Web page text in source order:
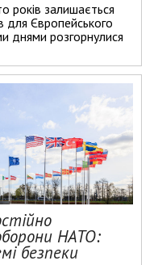
років залишається
для Європейського
днями розгорнулися
НАТО:
безпеки